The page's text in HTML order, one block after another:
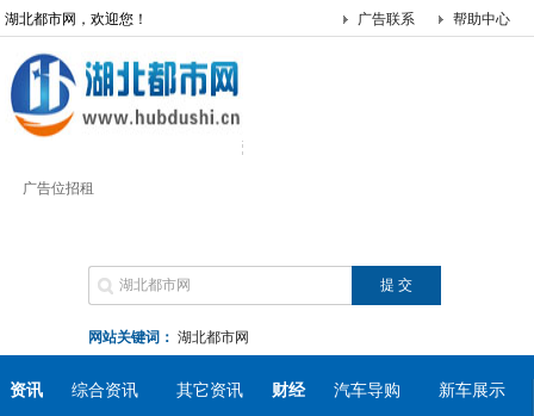
湖北都市网，欢迎您！ 帮助中心
广告联系
广告位招租
网站关键词： 湖北都市网
资讯 综合资讯 其它资讯 财经 汽车导购 新车展示